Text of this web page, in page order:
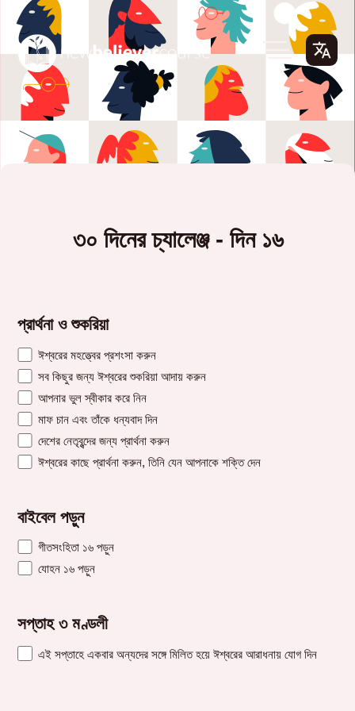
৩০ দিনের চ্যালেঞ্জ - দিন ১৬
প্রার্থনা ও শুকরিয়া
ঈশ্বরের মহত্ত্বের প্রশংসা করুন
সব কিছুর জন্য ঈশ্বরের শুকরিয়া আদায় করুন
আপনার ভুল স্বীকার করে নিন
মাফ চান এবং তাঁকে ধন্যবাদ দিন
দেশের নেতৃবৃন্দের জন্য প্রার্থনা করুন
ঈশ্বরের কাছে প্রার্থনা করুন, তিনি যেন আপনাকে শক্তি দেন
বাইবেল পড়ুন
গীতসংহিতা ১৬ পড়ুন
যোহন ১৬ পড়ুন
সপ্তাহ ৩ মণ্ডলী
এই সপ্তাহে একবার অন্যদের সঙ্গে মিলিত হয়ে ঈশ্বরের আরাধনায় যোগ দিন